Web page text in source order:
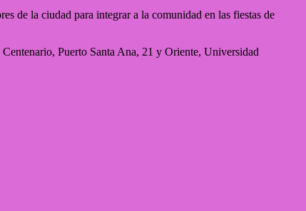
de la ciudad para integrar a la comunidad en las fiestas de
Puerto Santa Ana, 21 y Oriente, Universidad